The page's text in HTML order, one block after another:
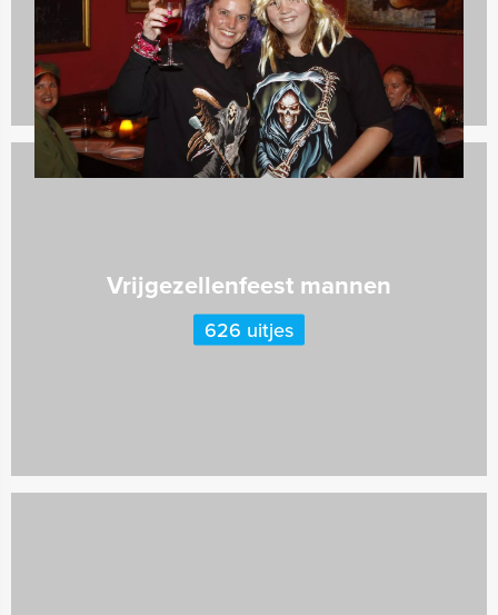
Vrijgezellenfeest mannen
626 uitjes